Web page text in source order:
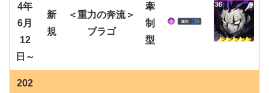
4年
6月
12
日～
新
規
＜重力の奔流＞
ブラゴ
牽
制
型
202